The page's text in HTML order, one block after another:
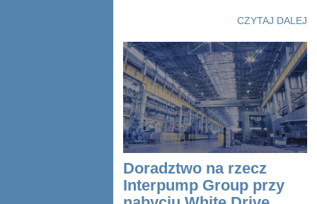
CZYTAJ DALEJ
Doradztwo na rzecz
Interpump Group przy